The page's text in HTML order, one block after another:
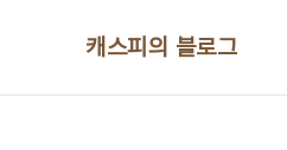
캐스피의 블로그